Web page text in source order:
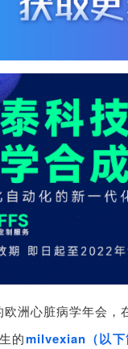
洲心脏病学年会
的milvexian（以下